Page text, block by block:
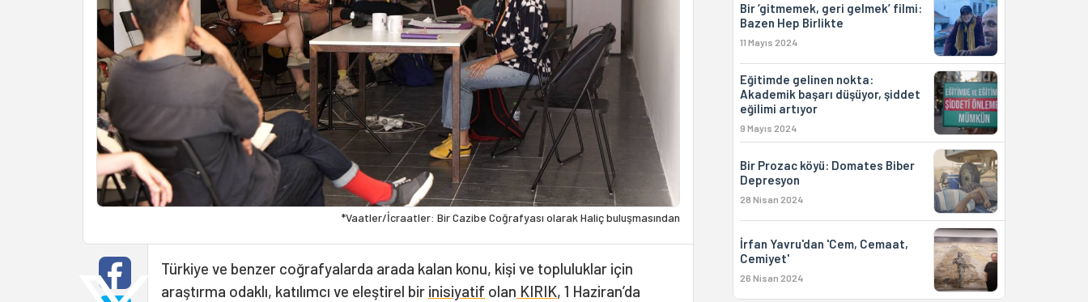
*Vaatler/İcraatler: Bir Cazibe Coğrafyası olarak Haliç buluşmasından
Türkiye ve benzer coğrafyalarda arada kalan konu, kişi ve topluluklar için
araştırma odaklı, katılımcı ve eleştirel bir inisiyatif olan KIRIK, 1 Haziran’da
Bir ‘gitmemek, geri gelmek’ filmi:
Bazen Hep Birlikte
11 Mayıs 2024
Eğitimde gelinen nokta:
Akademik başarı düşüyor, şiddet
eğilimi artıyor
9 Mayıs 2024
Bir Prozac köyü: Domates Biber
Depresyon
28 Nisan 2024
İrfan Yavru'dan 'Cem, Cemaat,
Cemiyet'
26 Nisan 2024